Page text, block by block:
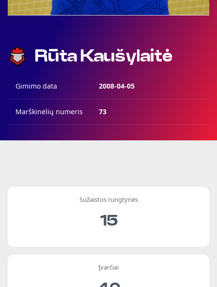
Rūta Kaušylaitė
Gimimo data 2008-04-05
Marškinėlių numeris 73
Sužaistos rungtynės
15
Įvarčiai